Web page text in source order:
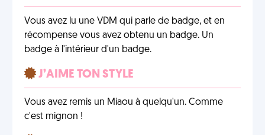
Vous avez lu une VDM qui parle de badge, et en
récompense vous avez obtenu un badge. Un
badge à l'intérieur d'un badge.
J’AIME TON STYLE
Vous avez remis un Miaou à quelqu'un. Comme
c'est mignon !